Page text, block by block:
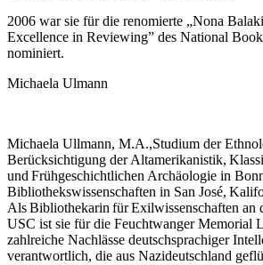
2006 war sie für die renomierte „Nona
Excellence in Reviewing” des National
nominiert.
Michaela Ulmann
Michaela Ullmann, M.A.,Studium der
Berücksichtigung der Altamerikanistik,
und Frühgeschichtlichen Archäologie in
Bibliothekswissenschaften in San José,
Als Bibliothekarin für Exilwissenschaften an
USC ist sie für die Feuchtwanger Memorial
zahlreiche Nachlässe deutschsprachiger
verantwortlich, die aus Nazideutschland